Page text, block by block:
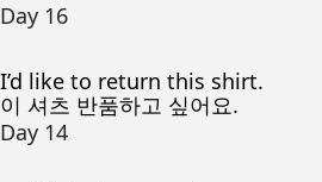
Day 16
I’d like to return this shirt.
이 셔츠 반품하고 싶어요.
Day 14